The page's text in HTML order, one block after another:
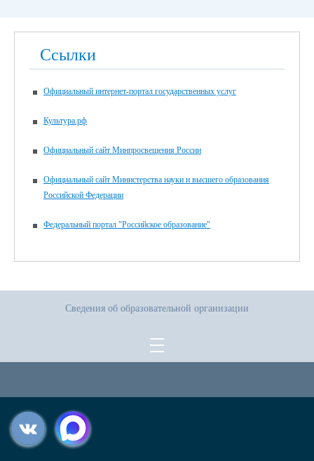
Ссылки
Официальный интернет-портал государственных услуг
Культура.рф
Официальный сайт Минпросвещения России
Официальный сайт Министерства науки и высшего образования
Российской Федерации
Федеральный портал "Российское образование"
Сведения об образовательной организации